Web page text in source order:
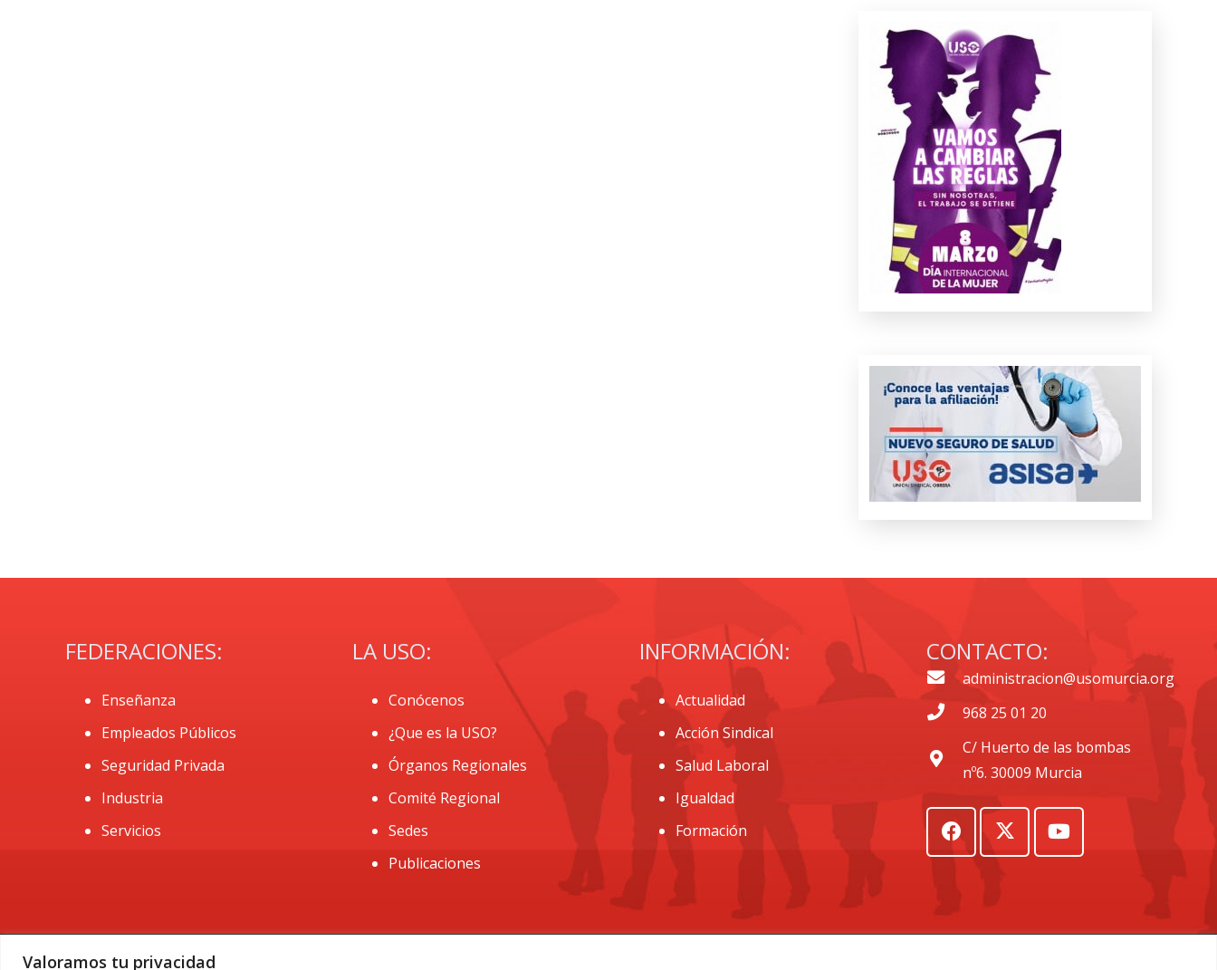
Valoramos tu privacidad
FEDERACIONES:
Enseñanza
Empleados Públicos
Seguridad Privada
Industria
Servicios
LA USO:
Conócenos
¿Que es la USO?
Órganos Regionales
Comité Regional
Sedes
Publicaciones
INFORMACIÓN:
Actualidad
Acción Sindical
Salud Laboral
Igualdad
Formación
CONTACTO:
administracion@usomurcia.org
968 25 01 20
C/ Huerto de las bombas
nº6. 30009 Murcia